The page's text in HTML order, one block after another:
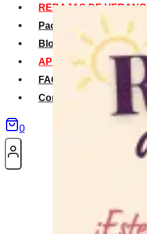
REBAJAS DE VERANO
Packs Verano
Blog
APP La Tribu
FAQS
Contacto
0